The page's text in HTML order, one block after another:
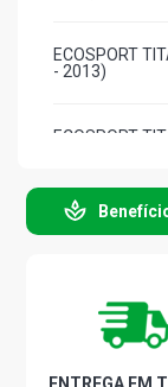
ECOSPORT
- 2013)
ECOSPORT
FIESTA
2013)
FIESTA
FIESTA HATCH